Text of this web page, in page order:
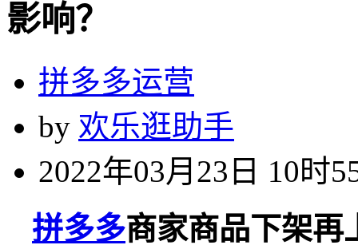
影响？
拼多多运营
by 欢乐逛助手
2022年03月23日 10时
拼多多商家商品下架再